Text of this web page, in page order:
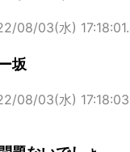
08/03(水)
坂
08/03(水)